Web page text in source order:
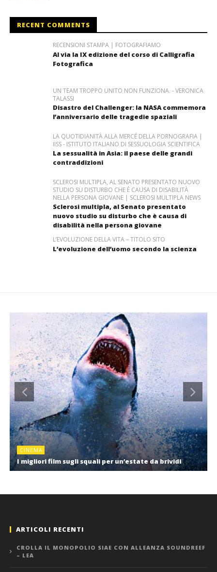
RECENT COMMENTS
RECENSIONI STAMPA | FOTOGRAFIAMO
Al via la IX edizione del corso di Calligrafia
Fotografica
UN TEAM TROPPO UNITO NON FUNZIONA. - VERONICA
TALASSI
Disastro del Challenger: la NASA commemora
l’anniversario delle tragedie spaziali
LA QUOTIDIANITÀ ALLA MERCÉ DELLA PORNOGRAFIA |
IISS - ISTITUTO ITALIANO DI SESSUOLOGIA SCIENTIFICA
La sessualità in Asia: il paese delle grandi
contraddizioni
SCLEROSI MULTIPLA, AL SENATO PRESENTATO NUOVO
STUDIO SU DISTURBO CHE È CAUSA DI DISABILITÀ
NELLA PERSONA GIOVANE | SCLEROSI MULTIPLA NEWS
Sclerosi multipla, al Senato presentato
nuovo studio su disturbo che è causa di
disabilità nella persona giovane
L’EVOLUZIONE DELLA VITA – TITOLO SITO
L’evoluzione dell’uomo secondo la scienza
CINEMA
I migliori film sugli squali per un’estate da brividi
ARTICOLI RECENTI
CROLLA IL MONOPOLIO SIAE CON ALLEANZA SOUNDREEF
– LEA